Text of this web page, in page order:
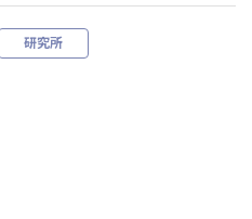
研究所